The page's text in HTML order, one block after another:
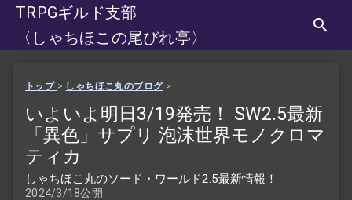
TRPGギルド支部
〈しゃちほこの尾びれ亭〉
トップ > しゃちほこ丸のブログ>
いよいよ明日3/19発売！ SW2.5最新
「異色」サプリ 泡沫世界モノクロマ
ティカ
しゃちほこ丸のソード・ワールド2.5最新情報！
2024/3/18公開